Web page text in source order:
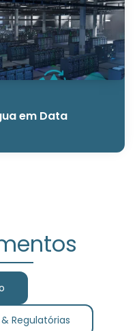
em Data
Regulatórias